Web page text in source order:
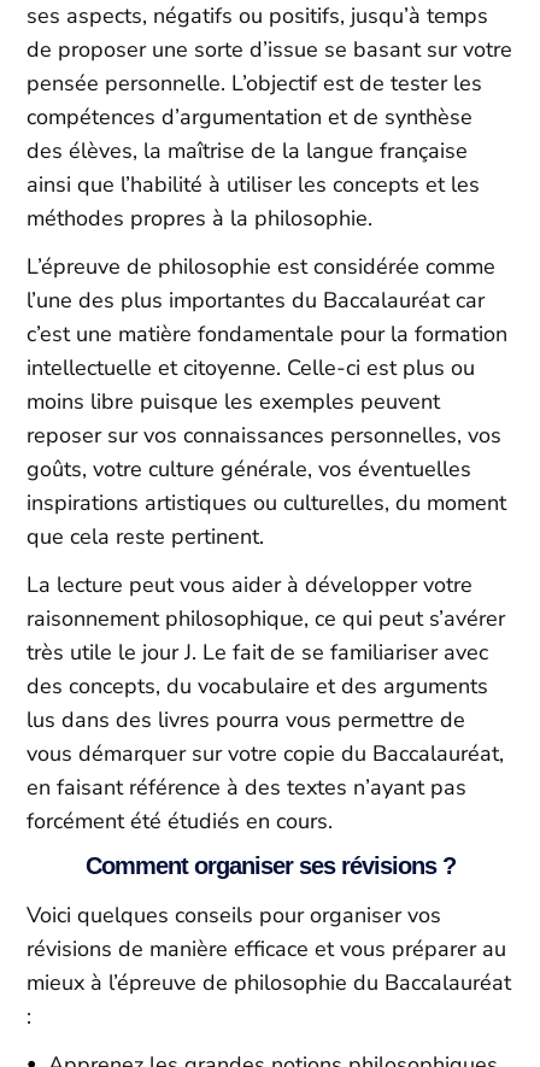
ses aspects, négatifs ou positifs, jusqu’à temps
de proposer une sorte d’issue se basant sur votre
pensée personnelle. L’objectif est de tester les
compétences d’argumentation et de synthèse
des élèves, la maîtrise de la langue française
ainsi que l’habilité à utiliser les concepts et les
méthodes propres à la philosophie.
L’épreuve de philosophie est considérée comme
l’une des plus importantes du Baccalauréat car
c’est une matière fondamentale pour la formation
intellectuelle et citoyenne. Celle-ci est plus ou
moins libre puisque les exemples peuvent
reposer sur vos connaissances personnelles, vos
goûts, votre culture générale, vos éventuelles
inspirations artistiques ou culturelles, du moment
que cela reste pertinent.
La lecture peut vous aider à développer votre
raisonnement philosophique, ce qui peut s’avérer
très utile le jour J. Le fait de se familiariser avec
des concepts, du vocabulaire et des arguments
lus dans des livres pourra vous permettre de
vous démarquer sur votre copie du Baccalauréat,
en faisant référence à des textes n’ayant pas
forcément été étudiés en cours.
Comment organiser ses révisions ?
Voici quelques conseils pour organiser vos
révisions de manière efficace et vous préparer au
mieux à l’épreuve de philosophie du Baccalauréat
: